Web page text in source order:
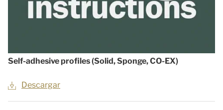
Self-adhesive profiles (Solid, Sponge, CO-EX)
Descargar